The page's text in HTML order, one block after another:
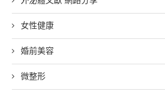
女性健康
婚前美容
微整形